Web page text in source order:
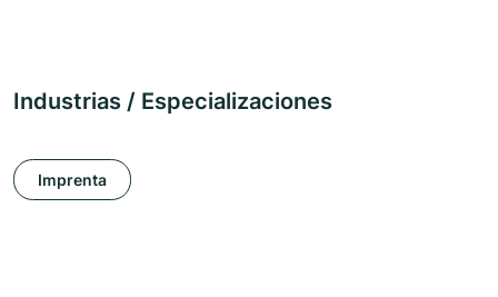
Industrias / Especializaciones
Imprenta